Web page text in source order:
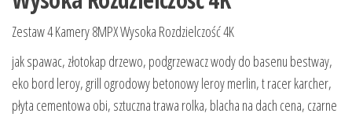
Zestaw 4 Kamery 8MPX Wysoka Rozdzielczość 4K
jak spawac, złotokap drzewo, podgrzewacz wody do basenu bestway,
eko bord leroy, grill ogrodowy betonowy leroy merlin, t racer karcher,
płyta cementowa obi, sztuczna trawa rolka, blacha na dach cena, czarne